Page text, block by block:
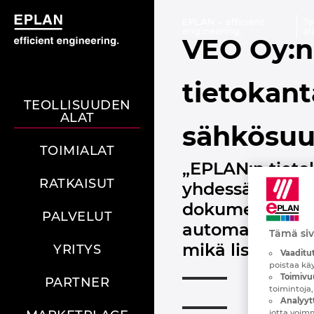
TEOLLISUUDEN
ALAT
TOIMIALAT
RATKAISUT
PALVELUT
YRITYS
PARTNER
VEO
„EPLAN:n
yhdessä
mikä lisää
Tämä
poistaa